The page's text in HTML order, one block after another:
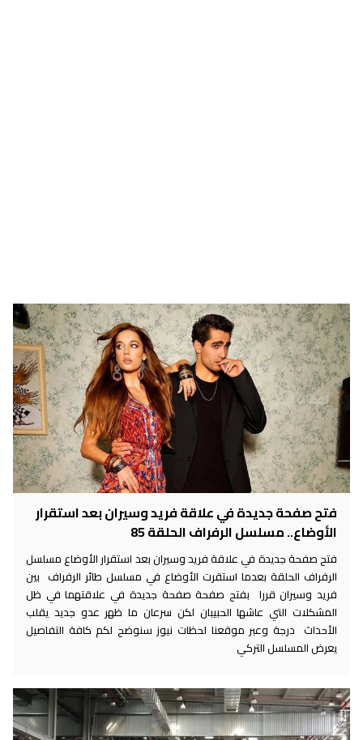
فتح صفحة جديدة في علاقة فريد وسيران بعد استقرار
الأوضاع.. مسلسل الرفراف الحلقة 85
فتح صفحة جديدة في علاقة فريد وسيران بعد استقرار الأوضاع مسلسل
الرفراف الحلقة بعدما استقرت الأوضاع في مسلسل طائر الرفراف بين
فريد وسيران قررا بفتح صفحة صفحة جديدة في علاقتهما في ظل
المشكلات التي عاشها الحبيبان لكن سرعان ما ظهر عدو جديد يقلب
الأحداث درجة وعبر موقعنا لحظات نيوز سنوضح لكم كافة التفاصيل
يعرض المسلسل التركي